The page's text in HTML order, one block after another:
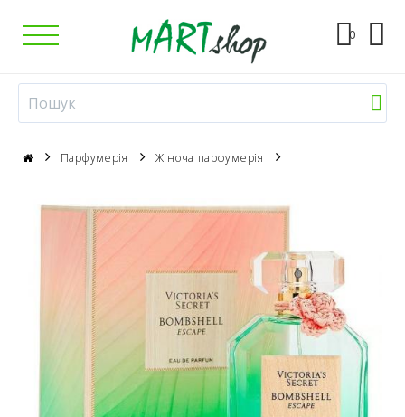
0
Парфумерія Жіноча парфумерія